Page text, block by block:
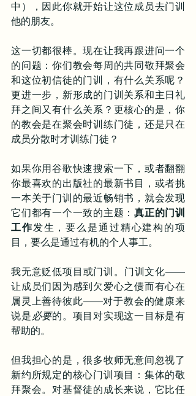
中），因此你就开始让这位成员去门训
他的朋友。
这一切都很棒。现在让我再跟进问一个
的问题：你们教会每周的共同敬拜聚会
和这位初信徒的门训，有什么关系呢？
更进一步，新形成的门训关系和主日礼
拜之间又有什么关系？更核心的是，你
的教会是在聚会时训练门徒，还是只在
成员分散时才训练门徒？
如果你用谷歌快速搜索一下，或者翻翻
你最喜欢的出版社的最新书目，或者挑
一本关于门训的最近畅销书，就会发现
它们都有一个一致的主题： 真正的门训
工作发生，要么是通过精心建构的项
目，要么是通过有机的个人事工。
我无意贬低项目或门训。门训文化——
让成员们因为感到欠爱心之债而有心在
属灵上善待彼此——对于教会的健康来
说是 必要的。项目对实现这一目标是有
帮助的。
但我担心的是，很多牧师无意间忽视了
新约所规定的核心门训项目：集体的敬
拜聚会。对基督徒的成长来说，它比任